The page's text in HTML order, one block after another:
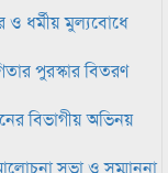
ও ধর্মীয় মুল্যবোধে
পুরস্কার বিতরণ
বিভাগীয় অভিনয়
সভা ও সম্মাননা